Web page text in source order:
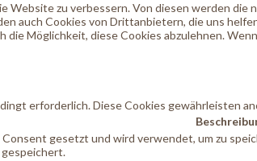
zu verbessern. Von diesen werden
auch Cookies von Drittanbietern, die uns
Möglichkeit, diese Cookies abzulehnen.
erforderlich. Diese Cookies gewährleisten
Consent gesetzt und wird verwendet, um zu